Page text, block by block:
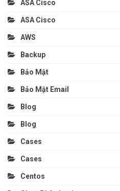
ASA Cisco
ASA Cisco
AWS
Backup
Bảo Mật
Bảo Mật Email
Blog
Blog
Cases
Cases
Centos